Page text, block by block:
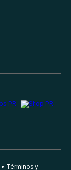
Términos y